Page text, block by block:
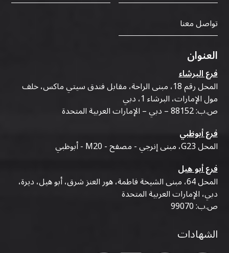
تواصل معنا
العنوان
فرع البرشاء
المحل رقم 18، مبنى الراحة، مقابل فندق سيتي ماكس، خلف
مول الإمارات، البرشاء 1، دبي
ص.ب: 88152 – دبي – الإمارات العربية المتحدة
فرع أبوظبي
المحل G23، مبنى إنرجي - مصفح - M20 - أبوظبي
فرع أبو هيل
المحل 64، مبنى الشيخة فاطمة، هور العنز شرق، أبو هيل، ديرة،
دبي، الإمارات العربية المتحدة
ص.ب: 99070
الشهادات